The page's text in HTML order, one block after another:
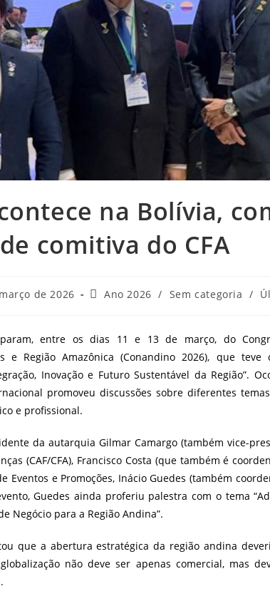
na Bolívia,
comitiva do CFA
de 2026
Categoria
Ano 2026 / Sem categoria /
entre os dias 11 e 13 de março, do
e Região Amazônica (Conandino 2026), que teve
Inovação e Futuro Sustentável da Região”.
promoveu discussões sobre diferentes
e profissional.
da autarquia Gilmar Camargo (também vice-
(CAF/CFA), Francisco Costa (que também é
Eventos e Promoções, Inácio Guedes (também
Guedes ainda proferiu palestra com o tema
Negócio para a Região Andina”.
que a abertura estratégica da região andina
não deve ser apenas comercial, mas